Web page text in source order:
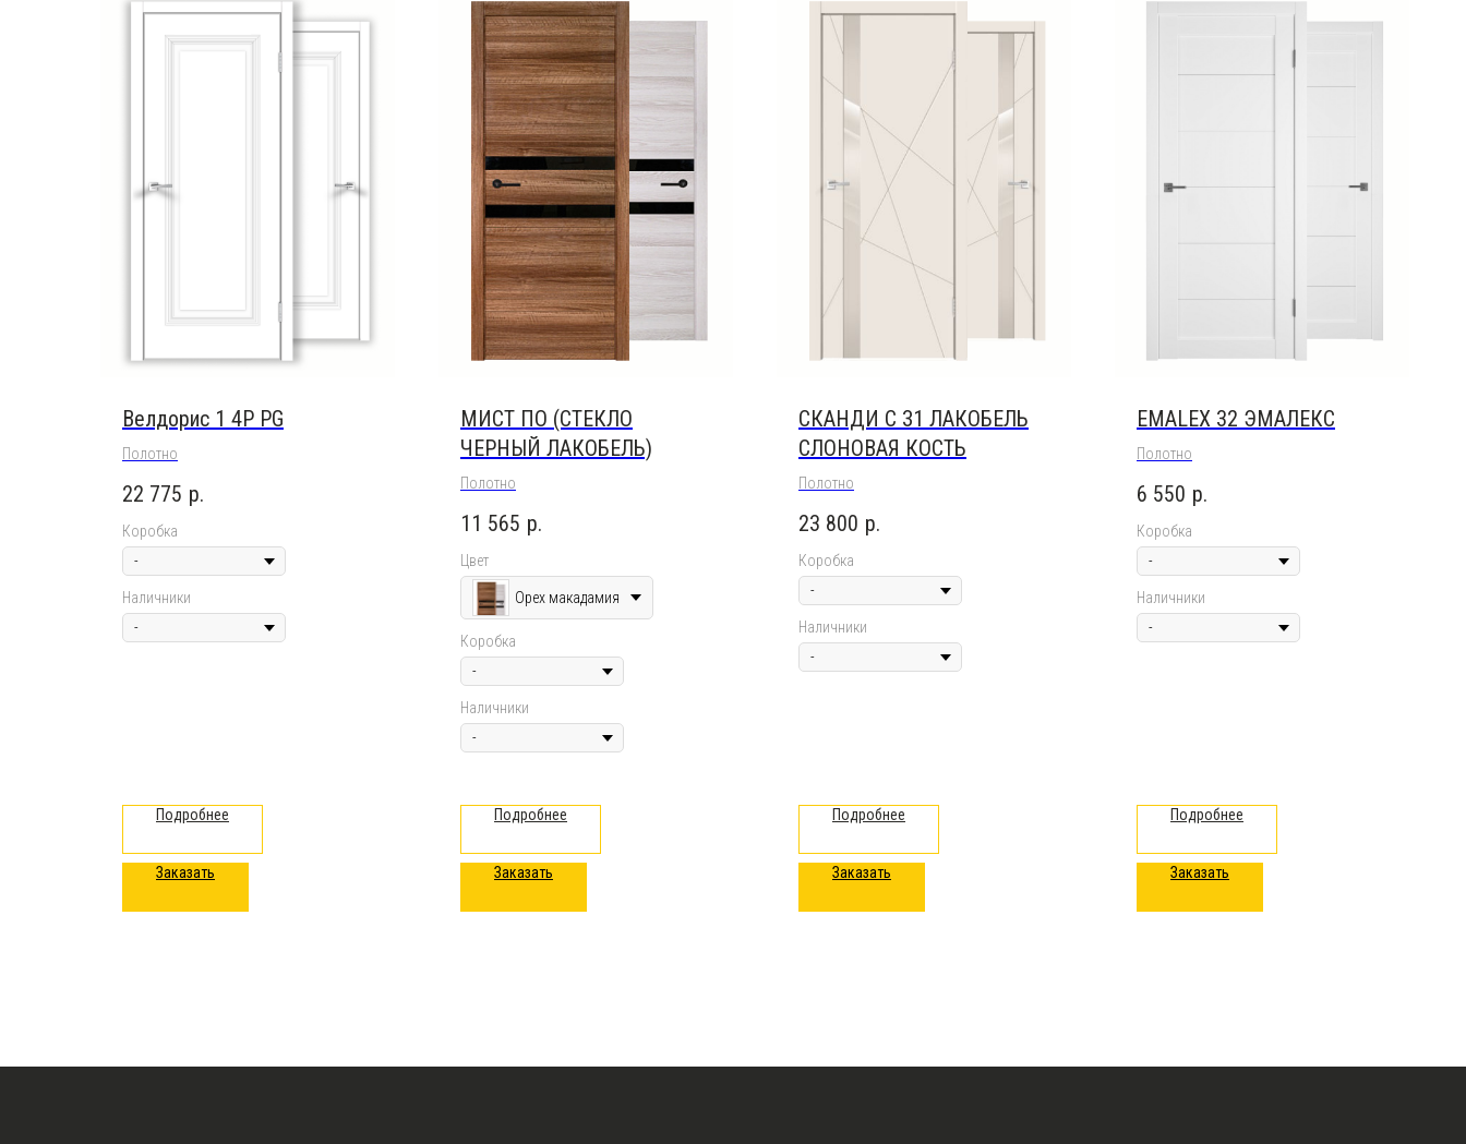
Велдорис 1 4P PG
Полотно
22 775 р.
Коробка
Наличники
Подробнее
Заказать
МИСТ ПО (СТЕКЛО
ЧЕРНЫЙ ЛАКОБЕЛЬ)
Полотно
11 565 р.
Цвет
Орех макадамия
Коробка
Наличники
Подробнее
Заказать
СКАНДИ С З1 ЛАКОБЕЛЬ
СЛОНОВАЯ КОСТЬ
Полотно
23 800 р.
Коробка
Наличники
Подробнее
Заказать
EMALEX 32 ЭМАЛЕКС
Полотно
6 550 р.
Коробка
Наличники
Подробнее
Заказать